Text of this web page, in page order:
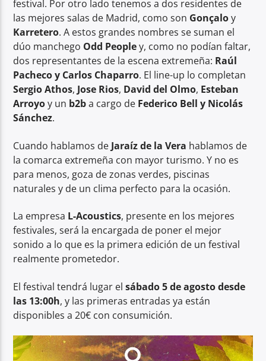
festival. Por otro lado tenemos a dos residentes de
las mejores salas de Madrid, como son Gonçaloy
Karretero. A estos grandes nombres se suman el
dúo manchego Odd Peopley, como no podían faltar,
dos representantes de la escena extremeña: Raúl
Pacheco y Carlos Chaparro. El line-up lo completan
Sergio Athos, Jose Rios, David del Olmo, Esteban
Arroyoy un b2ba cargo de Federico Bell y Nicolás
Sánchez.
Cuando hablamos de Jaraíz de la Vera hablamos de
la comarca extremeña con mayor turismo. Y no es
para menos, goza de zonas verdes, piscinas
naturales y de un clima perfecto para la ocasión.
La empresa L-Acoustics, presente en los mejores
festivales, será la encargada de poner el mejor
sonido a lo que es la primera edición de un festival
realmente prometedor.
El festival tendrá lugar elsábado 5 de agosto desde
las 13:00h, y las primeras entradas ya están
disponibles a 20€ con consumición.